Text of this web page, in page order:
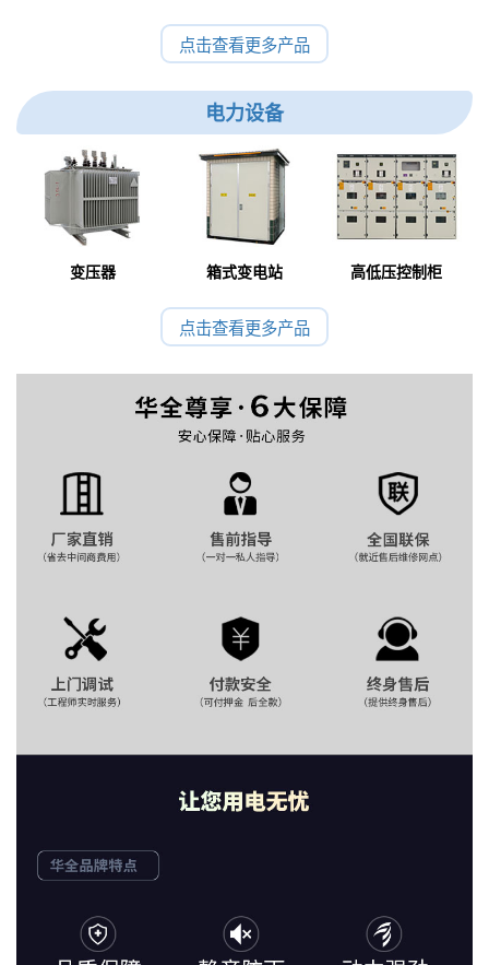
点击查看更多产品
电力设备
变压器 箱式变电站 高低压控制柜
点击查看更多产品